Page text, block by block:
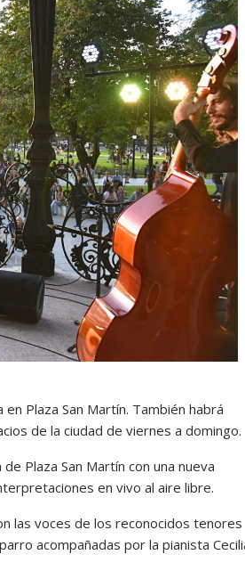
Plaza San Martín. También habrá
de la ciudad de viernes a domingo.
Plaza San Martín con una nueva
en vivo al aire libre.
las voces de los reconocidos tenores
acompañadas por la pianista